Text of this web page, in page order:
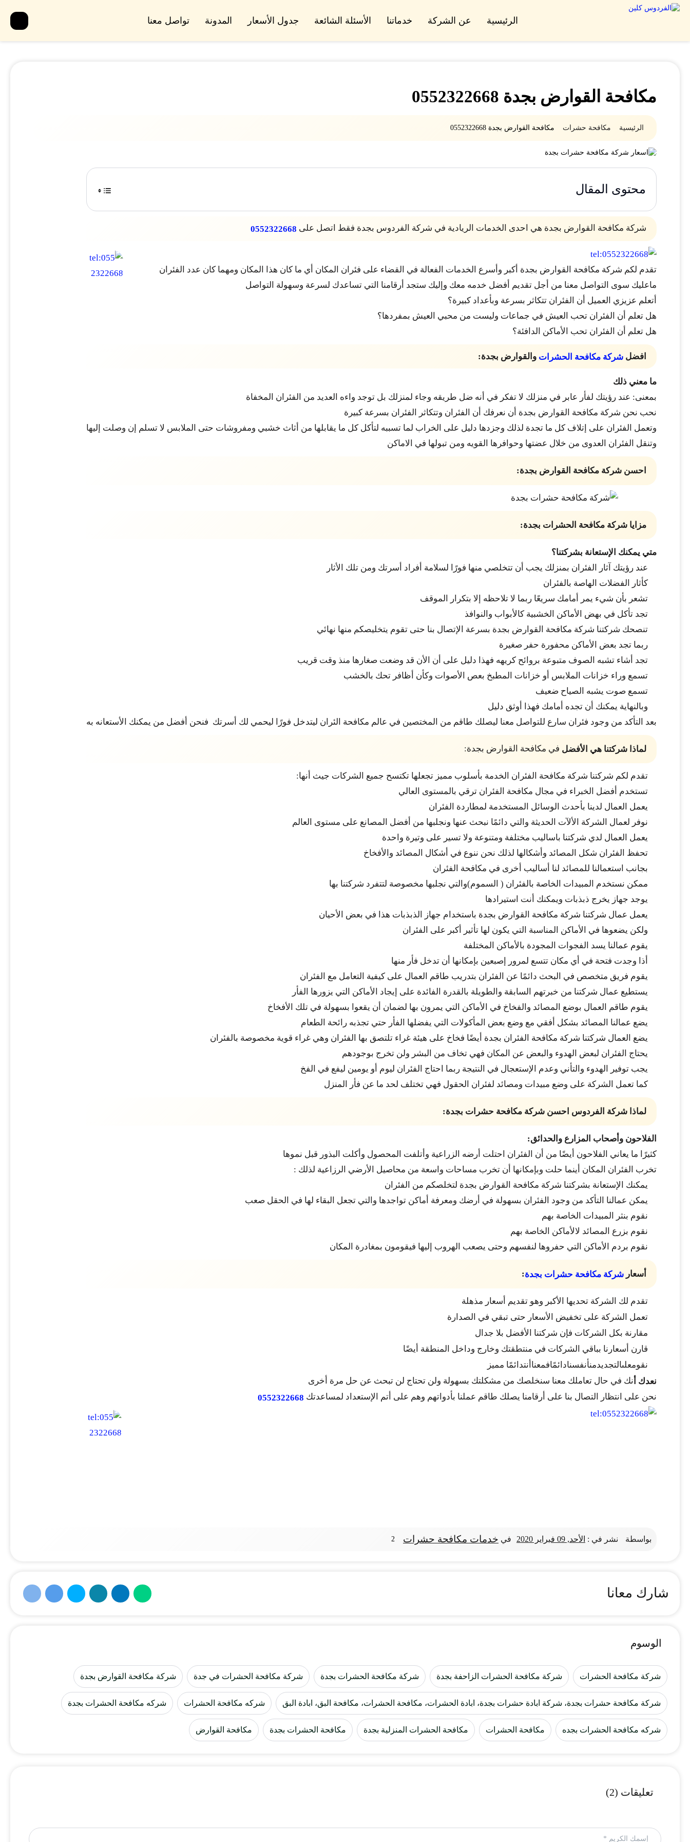
الرئيسية عن الشركة خدماتنا الأسئلة الشائعة جدول الأسعار المدونة تواصل معنا
مكافحة القوارض بجدة 0552322668
الرئيسية مكافحة حشرات مكافحة القوارض بجدة 0552322668
محتوى المقال
شركة مكافحة القوارض بجدة هي احدى الخدمات الريادية في شركة الفردوس بجدة فقط اتصل على 0552322668
تقدم لكم شركة مكافحة القوارض بجدة أكبر وأسرع الخدمات الفعالة في القضاء على فئران المكان أي ما كان هذا المكان ومهما كان عدد الفئران
ماعليك سوى التواصل معنا من أجل تقديم أفضل خدمه معك وإليك ستجد أرقامنا التي تساعدك لسرعة وسهولة التواصل
أتعلم عزيزي العميل أن الفئران تتكاثر بسرعة وبأعداد كبيرة؟
هل تعلم أن الفئران تحب العيش في جماعات وليست من محبي العيش بمفردها؟
هل تعلم أن الفئران تحب الأماكن الدافئة؟
افضل شركة مكافحة الحشرات والقوارض بجدة:
ما معني ذلك
بمعنى: عند رؤيتك لفأر عابر في منزلك لا تفكر في أنه ضل طريقه وجاء لمنزلك بل توجد واءه العديد من الفئران المخفاة
نحب نحن شركة مكافحة القوارض بجدة أن نعرفك أن الفئران وتتكاثر الفئران بسرعة كبيرة
وتعمل الفئران على إتلاف كل ما تجدة لذلك وجزدها دليل على الخراب لما تسببه لتأكل كل ما يقابلها من أثاث خشبي ومفروشات حتى الملابس لا تسلم إن وصلت إليها
وتنقل الفئران العدوى من خلال عضتها وحوافرها القويه ومن تبولها في الاماكن
احسن شركة مكافحة القوارض بجدة:
مزايا شركة مكافحة الحشرات بجدة:
متي يمكنك الإستعانة بشركتنا؟
عند رؤيتك آثار الفئران بمنزلك يجب أن تتخلصي منها فورًا لسلامة أفراد أسرتك ومن تلك الأثار
كأثار الفضلات الهاصة بالفئران
تشعر بأن شيء يمر أمامك سريعًا ربما لا تلاحظه إلا بتكرار الموقف
تجد تأكل في بهض الأماكن الخشبية كالأبواب والنوافذ
تنصحك شركتنا شركة مكافحة القوارض بجدة بسرعة الإتصال بنا حتى تقوم يتخليصكم منها نهائي
ربما تجد بعض الأماكن محفورة حفر صغيرة
تجد أشاء تشبه الصوف متبوعة بروائح كريهه فهذا دليل على أن الأن قد وضعت صغارها منذ وقت قريب
تسمع وراء خزانات الملابس أو خزانات المطبخ بعص الأصوات وكأن أظافر تحك بالخشب
تسمع صوت يشبه الصياح ضعيف
وبالنهاية يمكنك أن تجده أمامك فهذا أوثق دليل
بعد التأكد من وجود فئران سارع للتواصل معنا ليصلك طاقم من المختصين في عالم مكافحة الئران ليتدخل فورًا ليحمي لك أسرتك فنحن أفضل من يمكنك الأستعانه به
لماذا شركتنا هي الأفضل في مكافحة القوارض بجدة:
تقدم لكم شركتنا شركة مكافحة الفئران الخدمة بأسلوب مميز تجعلها تكتسح جميع الشركات جيث أنها:
تستخدم أفضل الخبراء في مجال مكافحة الفئران ترقي بالمستوى العالي
يعمل العمال لدينا بأحدث الوسائل المستخدمة لمطاردة الفئران
نوفر لعمال الشركة الألآت الحديثة والتي دائمًا نبحث عنها ونجلبها من أفضل المصانع على مستوى العالم
يعمل العمال لدي شركتنا باساليب مختلفة ومتنوعة ولا تسير على وتيرة واحدة
تحفظ الفئران شكل المصائد وأشكالها لذلك نحن ننوع في أشكال المصائد والأفخاخ
بجانب استعمالنا للمصائد لنا أساليب أخرى في مكافحة الفئران
ممكن نستخدم المبيدات الخاصة بالفئران ( السموم)والتي نجلبها مخصوصة لتتفرد شركتنا بها
يوجد جهاز يخرج ذبذبات ويمكنك أنت استيرادها
يعمل عمال شركتنا شركة مكافحة القوارض بجدة باستخدام جهاز الذبذبات هذا في بعض الأحيان
ولكن يضعوها في الأماكن المناسبة التي يكون لها تأثير أكبر على الفئران
يقوم عمالنا يسد الفجوات المجودة بالأماكن المختلفة
أذا وجدت فتحة في أي مكان تتسع لمرور إصبعين بإمكانها أن تدخل فأر منها
يقوم فريق متخصص في البحث دائمًا عن الفئران بتدريب طاقم العمال على كيفية التعامل مع الفئران
يستطيع عمال شركتنا من خبرتهم السابقة والطويلة بالقدرة الفائدة على إيجاد الأماكن التي يزورها الفأر
يقوم طاقم العمال بوضع المصائد والفخاخ في الأماكن التي يمرون بها لضمان أن يقعوا بسهولة في تلك الأفخاخ
يضع عمالنا المصائد بشكل أفقي مع وضع بعض المأكولات التي يفضلها الفأر حتي تجذبه رائحة الطعام
يضع العمال شركتنا شركة مكافحة الفئران بجدة أيضًا فخاخ على هيئة غراء تلتصق بها الفئران وهي غراء قوية مخصوصة بالفئران
يحتاج الفئران لبعض الهدوء والبعض عن المكان فهي تخاف من البشر ولن تخرج بوجودهم
يجب توفير الهدوء والتأني وعدم الإستعجال في النتيجة ربما احتاج الفئران ليوم أو يومين ليفع في الفخ
كما تعمل الشركة على وضع مبيدات ومصائد لفئران الحقول فهي تختلف لحد ما عن فأر المنزل
لماذا شركة الفردوس احسن شركة مكافحة حشرات بجدة:
الفلاحون وأصحاب المزارع والحدائق:
كثيرًا ما يعاني الفلاحون أيضًا من أن الفئران احتلت أرضه الزراعية وأتلفت المحصول وأكلت البذور قبل نموها
تخرب الفئران المكان أينما حلت وبإمكانها أن تخرب مساحات واسعة من محاصيل الأرضي الرزاعية لذلك :
يمكنك الإستعانة بشركتنا شركة مكافحة القوارض بجدة لتخلصكم من الفئران
يمكن عمالنا التأكد من وجود الفئران بسهولة في أرضك ومعرفة أماكن تواجدها والتي تجعل البقاء لها في الحقل صعب
نقوم بنثر المبيدات الخاصة بهم
نقوم بزرع المصائد لالأماكن الخاصة بهم
نقوم بردم الأماكن التي حفروها لنفسهم وحتى يصعب الهروب إليها فيقومون بمغادرة المكان
أسعار شركة مكافحة حشرات بجدة:
تقدم لك الشركة تحديها الأكبر وهو تقديم أسعار مذهلة
تعمل الشركة على تخفيض الأسعار حتى تبقي في الصدارة
مقارنة بكل الشركات فإن شركتنا الأفضل بلا جدال
قارن أسعارنا بباقي الشركات في منتطقتك وخارج وداخل المنطقة أيضًا
نقومعلىالتجديدمنأنفسنادائمًافمعناأنتدائمًا مميز
نعدك أ نك في حال تعاملك معنا سنخلصك من مشكلتك بسهولة ولن تحتاج لن تبحث عن حل مرة أخرى
نحن على انتظار التصال بنا على أرقامنا يصلك طاقم عملنا بأدواتهم وهم على أتم الإستعداد لمساعدتك 0552322668
بواسطة نشر في : الأحد, 09 فبراير 2020 في خدمات مكافحة حشرات 2
شارك معانا
الوسوم
شركة مكافحة الحشرات شركة مكافحة الحشرات الزاحفة بجدة شركة مكافحة الحشرات بجدة شركة مكافحة الحشرات في جدة شركة مكافحة القوارض بجدة
شركة مكافحة حشرات بجدة، شركة ابادة حشرات بجدة، ابادة الحشرات، مكافحة الحشرات، مكافحة البق، ابادة البق شركه مكافحة الحشرات شركه مكافحة الحشرات بجدة
شركه مكافحة الحشرات بجده مكافحة الحشرات مكافحة الحشرات المنزلية بجدة مكافحة الحشرات بجدة مكافحة القوارض
تعليقات (2)